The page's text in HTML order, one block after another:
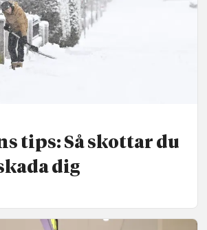
tips: Så skottar du
dig